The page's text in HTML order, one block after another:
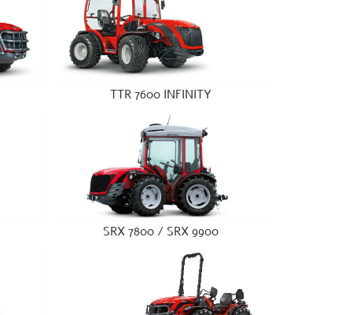
TTR 7600 INFINITY
SRX 7800 / SRX 9900